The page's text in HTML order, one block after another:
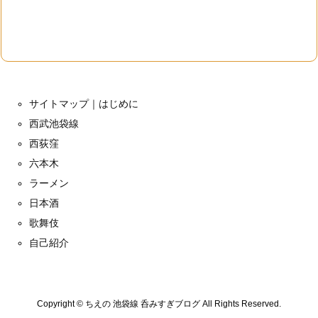
サイトマップ｜はじめに
西武池袋線
西荻窪
六本木
ラーメン
日本酒
歌舞伎
自己紹介
Copyright © ちえの 池袋線 呑みすぎブログ All Rights Reserved.